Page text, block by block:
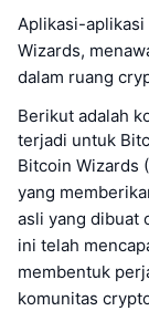
Aplikasi-
Wizards,
dalam ruang
Berikut adalah
terjadi untuk
Bitcoin Wizards
yang
asli yang dibuat
ini telah
membentuk
komunitas